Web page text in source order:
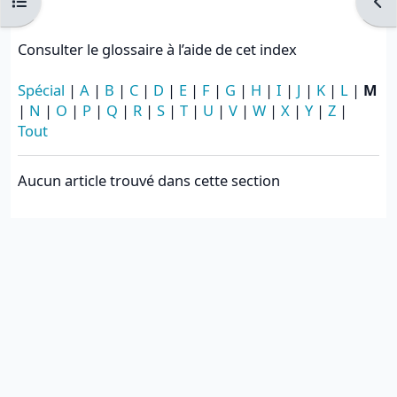
Consulter le glossaire à l’aide de cet index
Spécial | A | B | C | D | E | F | G | H | I | J | K | L | M
| N | O | P | Q | R | S | T | U | V | W | X | Y| Z |
Tout
Aucun article trouvé dans cette section